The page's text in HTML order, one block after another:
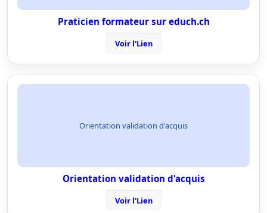
Praticien formateur sur educh.ch
Voir l'Lien
Orientation validation d'acquis
Orientation validation d'acquis
Voir l'Lien